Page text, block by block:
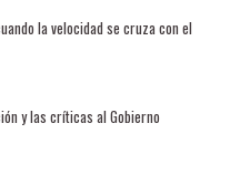
la velocidad se cruza con el
y las críticas al Gobierno